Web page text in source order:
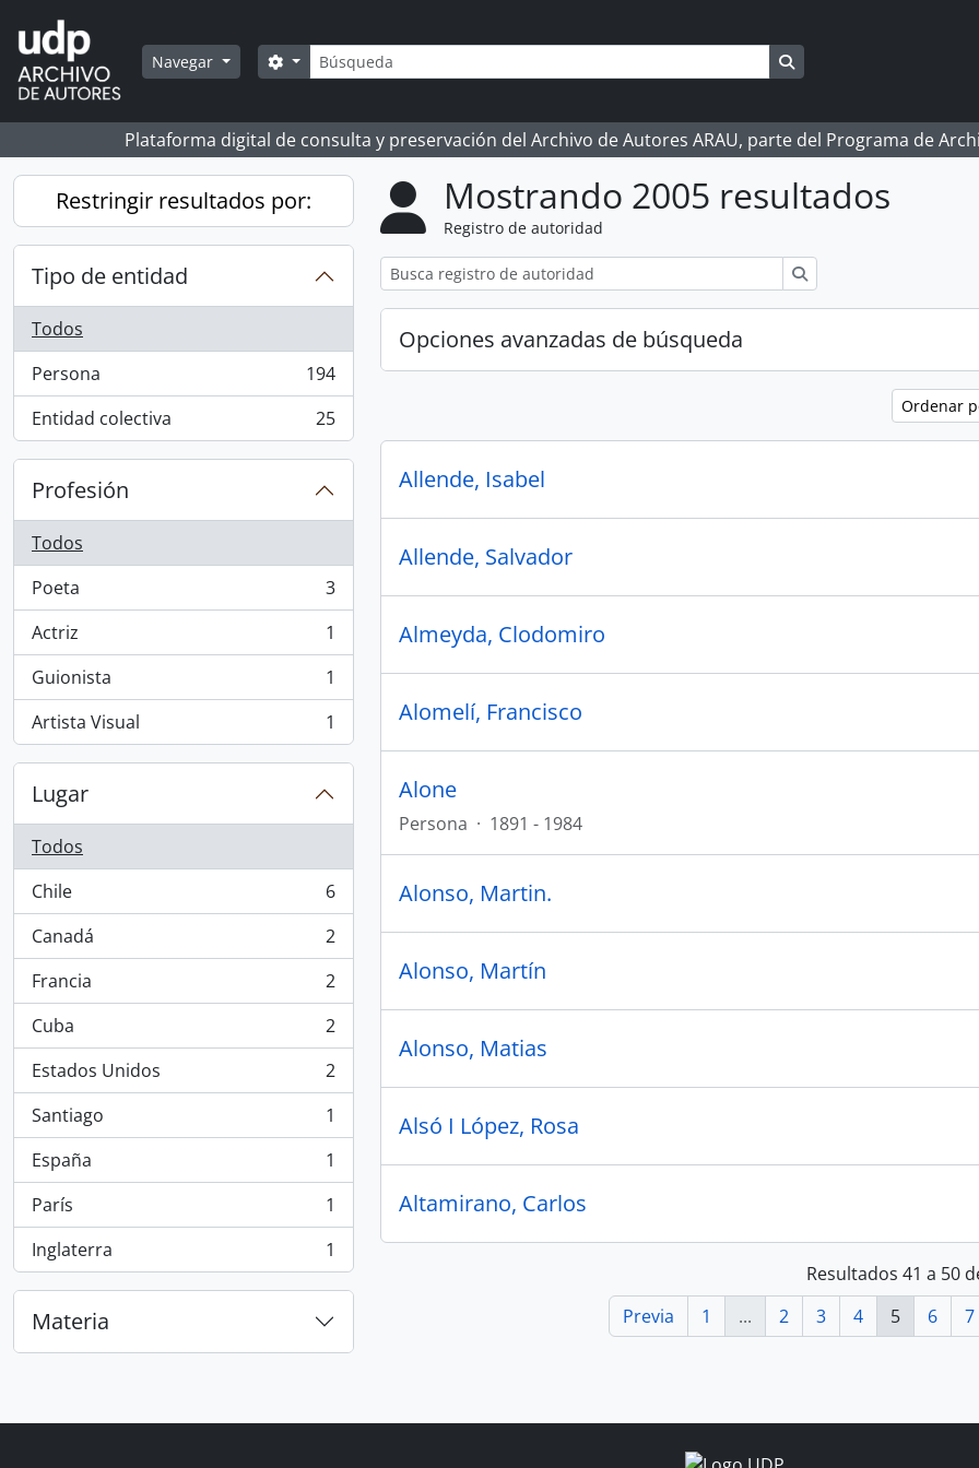
Skip to main content
Navegar Búsqueda
Search options
Plataforma digital de consulta y preservación del Archivo de Autores ARAU, parte del Programa de
Restringir resultados por:
Tipo de entidad
Todos
Persona
, 194 resultados
194
Entidad colectiva
, 25 resultados 25
Profesión
Todos
Poeta
, 3 resultados
3
Actriz
, 1 resultados
1
Guionista
, 1 resultados
1
Artista Visual
, 1 resultados 1
Lugar
Todos
Chile
, 6 resultados
6
Canadá
, 2 resultados
2
Francia
, 2 resultados
2
Cuba
, 2 resultados
2
Estados Unidos
, 2 resultados
2
Santiago
, 1 resultados
1
España
, 1 resultados
1
París
, 1 resultados
1
Inglaterra
, 1 resultados 1
Materia
Mostrando 2005 resultados
Registro de autoridad
Opciones avanzadas de búsqueda
Ordenar
Allende, Isabel
Allende, Salvador
Almeyda, Clodomiro
Alomelí, Francisco
Alone
Persona · 1891 - 1984
Alonso, Martin.
Alonso, Martín
Alonso, Matias
Alsó I López, Rosa
Altamirano, Carlos
Resultados 41 a 50
Previa
1 ... 2 3 4 5 6 7